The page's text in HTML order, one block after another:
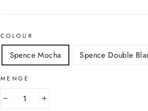
COLOUR
Spence Mocha Spence Double
MENGE
+